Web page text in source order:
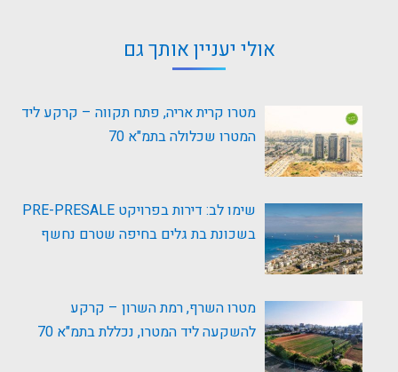
אולי יעניין אותך גם
מטרו קרית אריה, פתח תקווה – קרקע ליד
המטרו שכלולה בתמ"א 70
שימו לב: דירות בפרויקט PRE-PRESALE
בשכונת בת גלים בחיפה שטרם נחשף
מטרו השרף, רמת השרון – קרקע
להשקעה ליד המטרו, נכללת בתמ"א 70